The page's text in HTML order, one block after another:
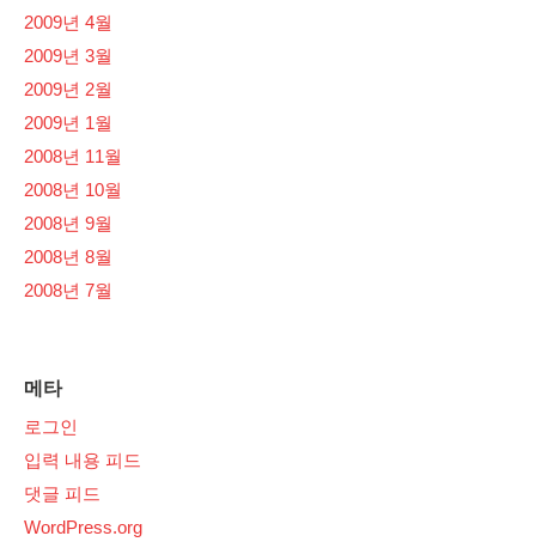
2009년 4월
2009년 3월
2009년 2월
2009년 1월
2008년 11월
2008년 10월
2008년 9월
2008년 8월
2008년 7월
메타
로그인
입력 내용 피드
댓글 피드
WordPress.org